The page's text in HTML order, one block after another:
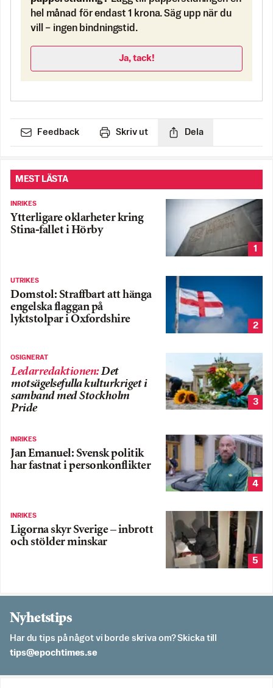
hel månad för endast 1 krona. Säg upp när du
vill – ingen bindningstid.
Ja, tack!
Feedback Skriv ut Dela
MEST LÄSTA
INRIKES
Ytterligare oklarheter kring
Stina-fallet i Hörby
1
UTRIKES
Domstol: Straffbart att hänga
engelska flaggan på
lyktstolpar i Oxfordshire
2
OSIGNERAT
Ledarredaktionen:Det
motsägelsefulla kulturkriget i
samband med Stockholm
Pride
3
INRIKES
Jan Emanuel: Svensk politik
har fastnat i personkonflikter
4
INRIKES
Ligorna skyr Sverige – inbrott
och stölder minskar
5
Nyhetstips
Har du tips på något vi borde skriva om? Skicka till
es.semithcope@spit